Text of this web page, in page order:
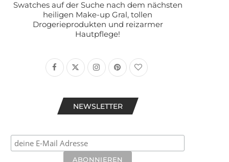
Swatches auf der Suche nach dem nächsten
heiligen Make-up Gral, tollen
Drogerieprodukten und reizarmer
Hautpflege!
NEWSLETTER